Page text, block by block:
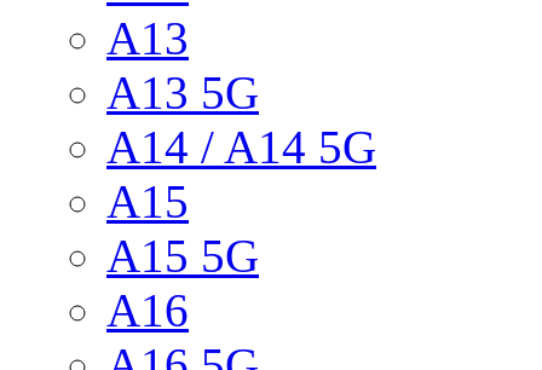
A13
A13 5G
A14 / A14 5G
A15
A15 5G
A16